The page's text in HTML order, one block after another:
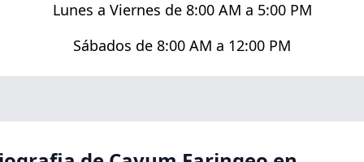
Lunes a Viernes de 8:00 AM a 5:00 PM
Sábados de 8:00 AM a 12:00 PM